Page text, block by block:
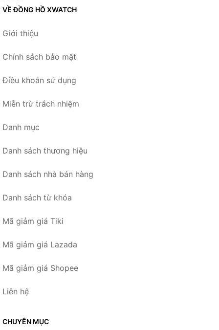
VỀ ĐỒNG HỒ XWATCH
Giới thiệu
Chính sách bảo mật
Điều khoản sử dụng
Miễn trừ trách nhiệm
Danh mục
Danh sách thương hiệu
Danh sách nhà bán hàng
Danh sách từ khóa
Mã giảm giá Tiki
Mã giảm giá Lazada
Mã giảm giá Shopee
Liên hệ
CHUYÊN MỤC